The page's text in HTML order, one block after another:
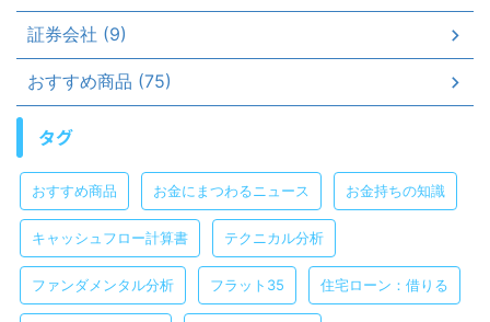
証券会社 (9)
おすすめ商品 (75)
タグ
おすすめ商品 お金にまつわるニュース お金持ちの知識
キャッシュフロー計算書 テクニカル分析
ファンダメンタル分析 フラット35 住宅ローン：借りる